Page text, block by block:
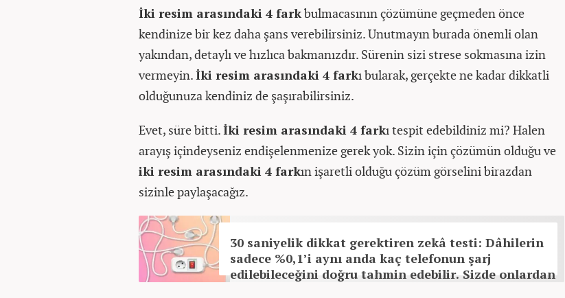
İki resim arasındaki 4 farkbulmacasının çözümüne geçmeden önce
kendinize bir kez daha şans verebilirsiniz. Unutmayın burada önemli olan
yakından, detaylı ve hızlıca bakmanızdır. Sürenin sizi strese sokmasına izin
vermeyin.İki resim arasındaki 4 farkı bularak, gerçekte ne kadar dikkatli
olduğunuza kendiniz de şaşırabilirsiniz.
Evet, süre bitti.İki resim arasındaki 4 farkı tespit edebildiniz mi? Halen
arayış içindeyseniz endişelenmenize gerek yok. Sizin için çözümün olduğu ve
iki resim arasındaki 4 farkın işaretli olduğu çözüm görselini birazdan
sizinle paylaşacağız.
30 saniyelik dikkat gerektiren zekâ testi: Dâhilerin
sadece %0,1’i aynı anda kaç telefonun şarj
edilebileceğini doğru tahmin edebilir. Sizde onlardan